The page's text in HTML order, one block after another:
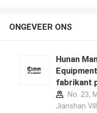
ONGEVEER ONS
Hunan
fabrikant
No. 23,
Jianshan